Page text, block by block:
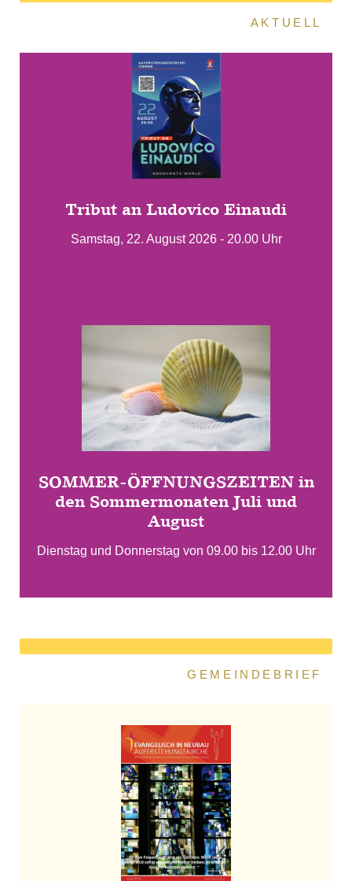
AKTUELL
Tribut an Ludovico Einaudi
Samstag, 22. August 2026 - 20.00 Uhr
SOMMER-ÖFFNUNGSZEITEN in
den Sommermonaten Juli und
August
Dienstag und Donnerstag von 09.00 bis 12.00 Uhr
GEMEINDEBRIEF